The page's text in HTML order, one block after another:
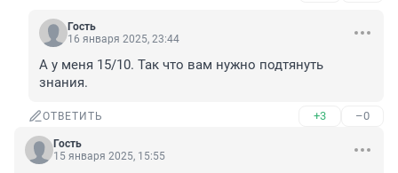
Гость
16 января 2025, 23:44
А у меня 15/10. Так что вам нужно подтянуть
знания.
ОТВЕТИТЬ +3 –0
Гость
15 января 2025, 15:55